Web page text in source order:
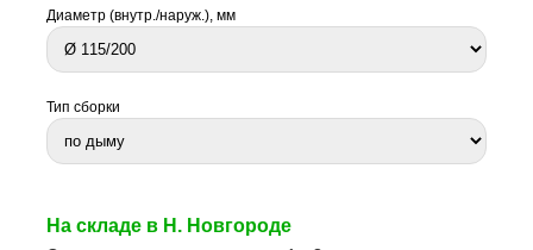
Диаметр (внутр./наруж.), мм
Тип сборки
На складе в Н. Новгороде